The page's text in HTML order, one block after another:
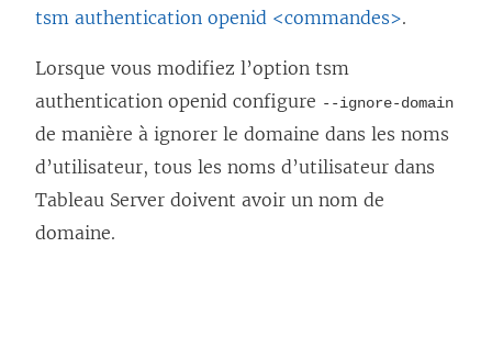
tsm authentication openid <commandes>.
Lorsque vous modifiez l’option tsm
authentication openid configure --ignore-domain
de manière à ignorer le domaine dans les noms
d’utilisateur, tous les noms d’utilisateur dans
Tableau Server doivent avoir un nom de
domaine.